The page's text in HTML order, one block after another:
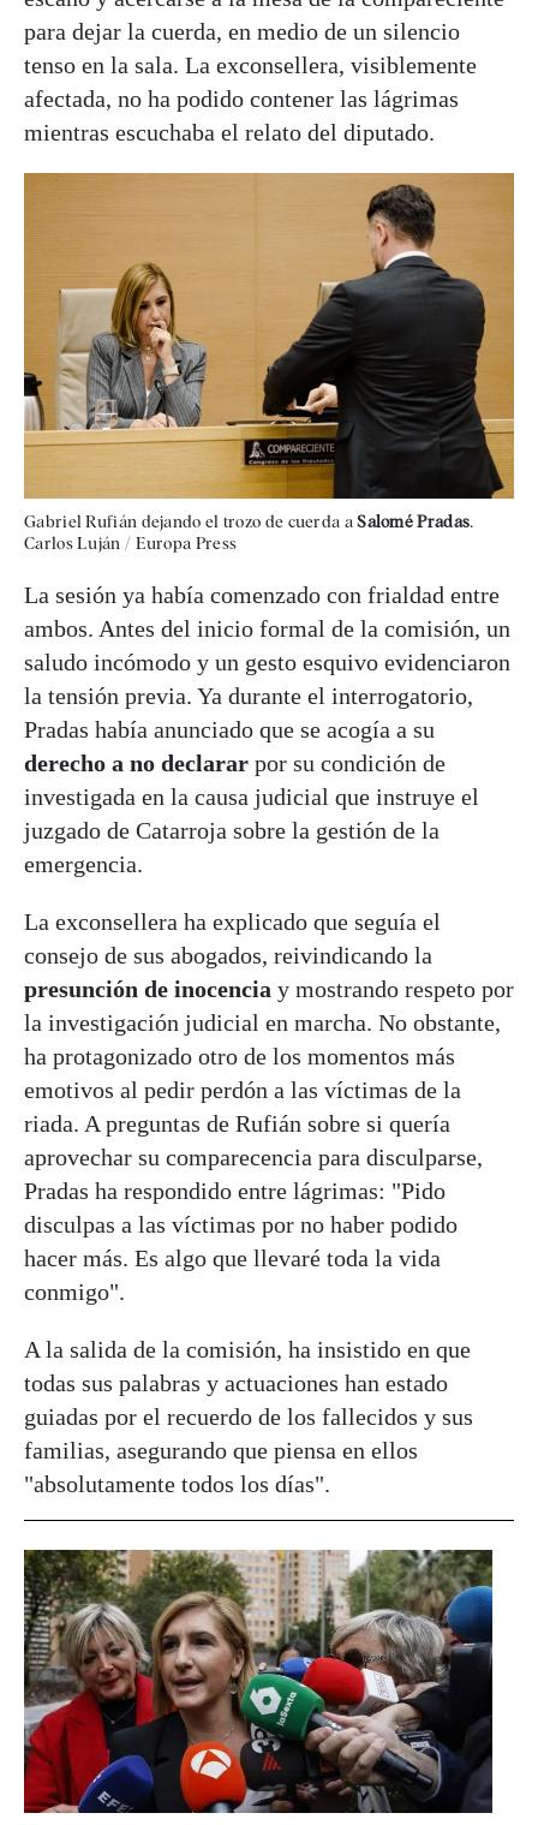
para dejar la cuerda, en medio de un silencio
tenso en la sala. La exconsellera, visiblemente
afectada, no ha podido contener las lágrimas
mientras escuchaba el relato del diputado.
Gabriel Rufián dejando el trozo de cuerda aSalomé Pradas.
Carlos Luján / Europa Press
La sesión ya había comenzado con frialdad entre
ambos. Antes del inicio formal de la comisión, un
saludo incómodo y un gesto esquivo evidenciaron
la tensión previa. Ya durante el interrogatorio,
Pradas había anunciado que se acogía a su
derecho a no declarar por su condición de
investigada en la causa judicial que instruye el
juzgado de Catarroja sobre la gestión de la
emergencia.
La exconsellera ha explicado que seguía el
consejo de sus abogados, reivindicando la
presunción de inocencia y mostrando respeto por
la investigación judicial en marcha. No obstante,
ha protagonizado otro de los momentos más
emotivos al pedir perdón a las víctimas de la
riada. A preguntas de Rufián sobre si quería
aprovechar su comparecencia para disculparse,
Pradas ha respondido entre lágrimas: "Pido
disculpas a las víctimas por no haber podido
hacer más. Es algo que llevaré toda la vida
conmigo".
A la salida de la comisión, ha insistido en que
todas sus palabras y actuaciones han estado
guiadas por el recuerdo de los fallecidos y sus
familias, asegurando que piensa en ellos
"absolutamente todos los días".